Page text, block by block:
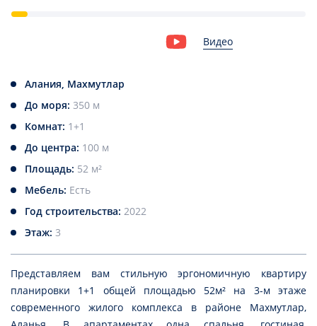
Видео
Алания, Махмутлар
До моря: 350 м
Комнат: 1+1
До центра: 100 м
Площадь: 52 м²
Мебель: Есть
Год строительства: 2022
Этаж: 3
Представляем вам стильную эргономичную квартиру
планировки 1+1 общей площадью 52м² на 3-м этаже
современного жилого комплекса в районе Махмутлар,